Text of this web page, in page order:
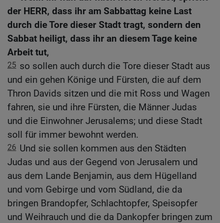
der HERR, dass ihr am Sabbattag keine Last
durch die Tore dieser Stadt tragt, sondern den
Sabbat heiligt, dass ihr an diesem Tage keine
Arbeit tut,
25 so sollen auch durch die Tore dieser Stadt aus
und ein gehen Könige und Fürsten, die auf dem
Thron Davids sitzen und die mit Ross und Wagen
fahren, sie und ihre Fürsten, die Männer Judas
und die Einwohner Jerusalems; und diese Stadt
soll für immer bewohnt werden.
26 Und sie sollen kommen aus den Städten
Judas und aus der Gegend von Jerusalem und
aus dem Lande Benjamin, aus dem Hügelland
und vom Gebirge und vom Südland, die da
bringen Brandopfer, Schlachtopfer, Speisopfer
und Weihrauch und die da Dankopfer bringen zum